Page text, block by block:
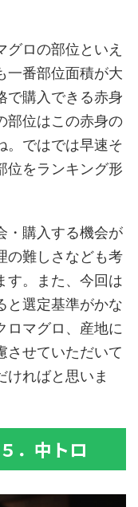
ロの部位といえ
一番部位面積が大
で購入できる赤身
部位はこの赤身の
。ではでは早速そ
位をランキング形
・購入する機会が
の難しさなども考
す。また、今回は
と選定基準がかな
ロマグロ、産地に
させていただいて
ければと思いま
．中トロ